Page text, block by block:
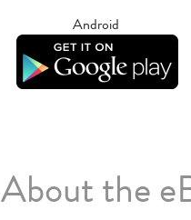
Android
About the